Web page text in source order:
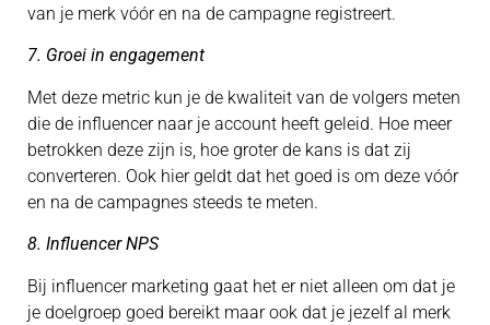
van je merk vóór en na de campagne registreert.
7. Groei in engagement
Met deze metric kun je de kwaliteit van de volgers meten
die de influencer naar je account heeft geleid. Hoe meer
betrokken deze zijn is, hoe groter de kans is dat zij
converteren. Ook hier geldt dat het goed is om deze vóór
en na de campagnes steeds te meten.
8. Influencer NPS
Bij influencer marketing gaat het er niet alleen om dat je
je doelgroep goed bereikt maar ook dat je jezelf al merk